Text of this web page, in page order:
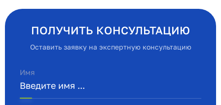
ПОЛУЧИТЬ КОНСУЛЬТАЦИЮ
Оставить заявку на экспертную консультацию
Имя